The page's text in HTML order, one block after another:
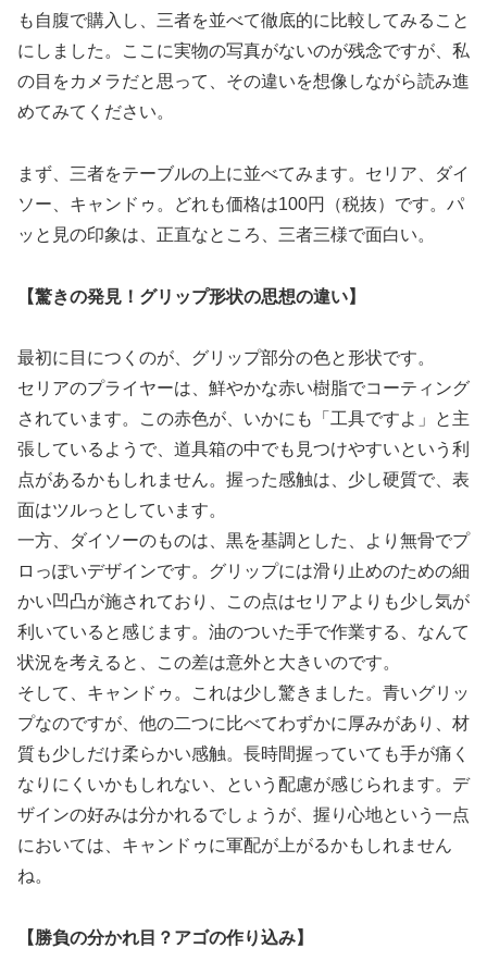
も自腹で購入し、三者を並べて徹底的に比較してみること
にしました。ここに実物の写真がないのが残念ですが、私
の目をカメラだと思って、その違いを想像しながら読み進
めてみてください。
まず、三者をテーブルの上に並べてみます。セリア、ダイ
ソー、キャンドゥ。どれも価格は100円（税抜）です。パ
ッと見の印象は、正直なところ、三者三様で面白い。
【驚きの発見！グリップ形状の思想の違い】
最初に目につくのが、グリップ部分の色と形状です。
セリアのプライヤーは、鮮やかな赤い樹脂でコーティング
されています。この赤色が、いかにも「工具ですよ」と主
張しているようで、道具箱の中でも見つけやすいという利
点があるかもしれません。握った感触は、少し硬質で、表
面はツルっとしています。
一方、ダイソーのものは、黒を基調とした、より無骨でプ
ロっぽいデザインです。グリップには滑り止めのための細
かい凹凸が施されており、この点はセリアよりも少し気が
利いていると感じます。油のついた手で作業する、なんて
状況を考えると、この差は意外と大きいのです。
そして、キャンドゥ。これは少し驚きました。青いグリッ
プなのですが、他の二つに比べてわずかに厚みがあり、材
質も少しだけ柔らかい感触。長時間握っていても手が痛く
なりにくいかもしれない、という配慮が感じられます。デ
ザインの好みは分かれるでしょうが、握り心地という一点
においては、キャンドゥに軍配が上がるかもしれません
ね。
【勝負の分かれ目？アゴの作り込み】